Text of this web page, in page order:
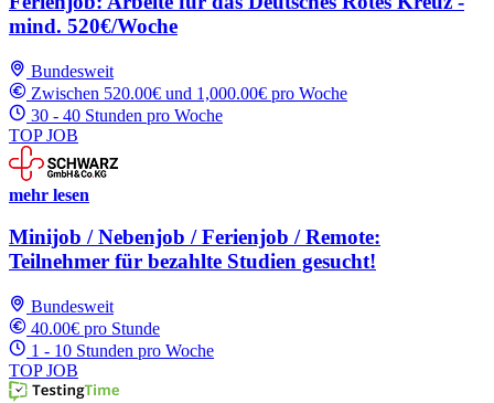
mind. 520€/Woche
Bundesweit
Zwischen 520.00€ und 1,000.00€ pro Woche
30 - 40 Stunden pro Woche
TOP JOB
mehr lesen
Minijob / Nebenjob / Ferienjob / Remote:
Teilnehmer für bezahlte Studien gesucht!
Bundesweit
40.00€ pro Stunde
1 - 10 Stunden pro Woche
TOP JOB